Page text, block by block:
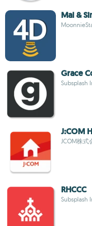
Mal &
Grace
Subsplash
J:COM
JCOM株式
RHCCC
Subsplash